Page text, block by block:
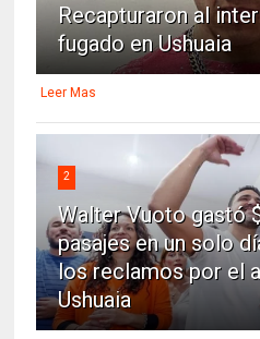
Recapturaron al
fugado en Ushuaia
Leer Mas
2
Walter Vuoto gastó
pasajes en un solo
los reclamos por el
Ushuaia